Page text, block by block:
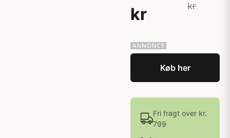
kr
kr
Køb her
Fri fragt over kr.
799